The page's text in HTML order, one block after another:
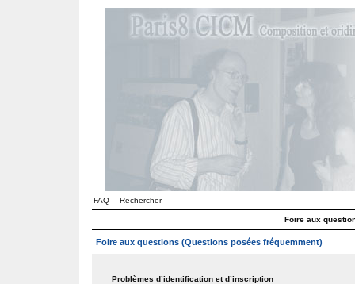
FAQ Rechercher
Foire aux
Foire aux questions (Questions posées fréquemment)
Problèmes d’identification et d’inscription